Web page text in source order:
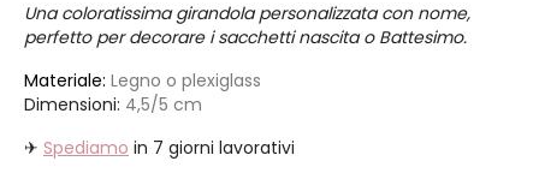
Una coloratissima girandola personalizzata con nome,
perfetto per decorare i sacchetti nascita o Battesimo.
Materiale: Legno o plexiglass
Dimensioni: 4,5/5 cm
✈ Spediamo in 7 giorni lavorativi